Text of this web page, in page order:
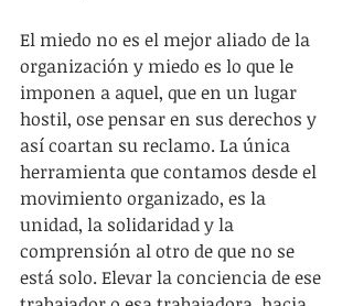
El miedo no es el mejor aliado de la
organización y miedo es lo que le
imponen a aquel, que en un lugar
hostil, ose pensar en sus derechos y
así coartan su reclamo. La única
herramienta que contamos desde el
movimiento organizado, es la
unidad, la solidaridad y la
comprensión al otro de que no se
está solo. Elevar la conciencia de ese